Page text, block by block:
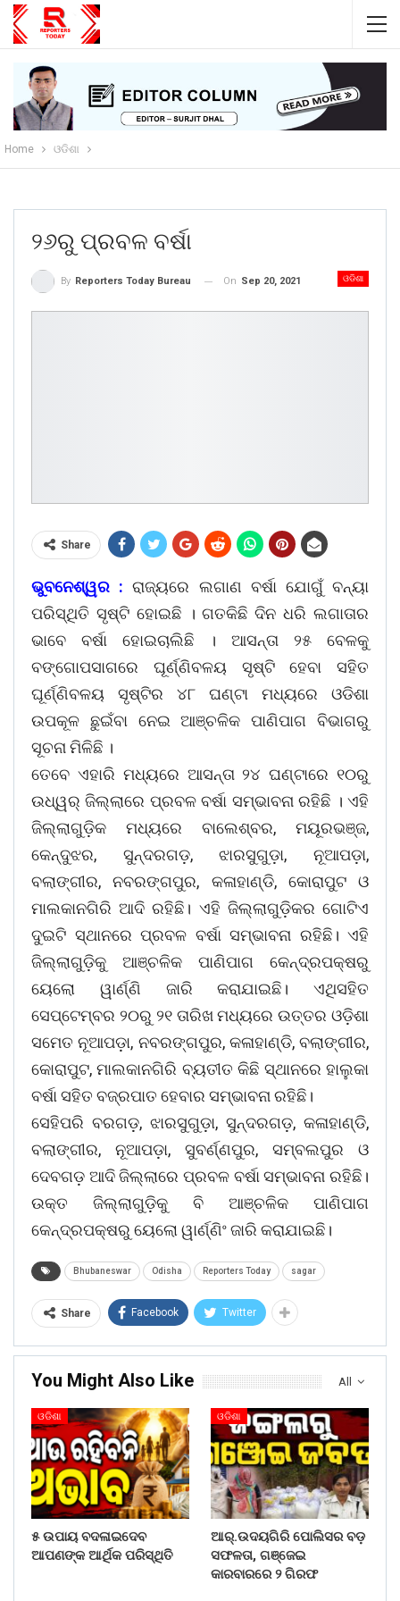
Home ଓଡିଶା
୨୬ରୁ ପ୍ରବଳ ବର୍ଷା
ଓଡିଶା
By Reporters Today Bureau On Sep 20, 2021
Share
ଭୁବନେଶ୍ୱର : ରାଜ୍ୟରେ ଲଗାଣ ବର୍ଷା ଯୋଗୁଁ ବନ୍ୟା
ପରିସ୍ଥିତି ସୃଷ୍ଟି ହୋଇଛି । ଗତକିଛି ଦିନ ଧରି ଲଗାତାର
ଭାବେ ବର୍ଷା ହୋଇଚାଲିଛି । ଆସନ୍ତା ୨୫ ବେଳକୁ
ବଙ୍ଗୋପସାଗରେ ଘୂର୍ଣ୍ଣିବଳୟ ସୃଷ୍ଟି ହେବା ସହିତ
ଘୂର୍ଣ୍ଣିବଳୟ ସୃଷ୍ଟିର ୪୮ ଘଣ୍ଟା ମଧ୍ୟରେ ଓଡିଶା
ଉପକୂଳ ଛୁଇଁବା ନେଇ ଆଞ୍ଚଳିକ ପାଣିପାଗ ବିଭାଗରୁ
ସୂଚନା ମିଳିଛି ।
ତେବେ ଏହାରି ମଧ୍ୟରେ ଆସନ୍ତା ୨୪ ଘଣ୍ଟାରେ ୧୦ରୁ
ଉଧ୍ୱର୍ ଜିଲ୍ଲାରେ ପ୍ରବଳ ବର୍ଷା ସମ୍ଭାବନା ରହିଛି । ଏହି
ଜିଲ୍ଲାଗୁଡ଼ିକ ମଧ୍ୟରେ ବାଲେଶ୍ବର, ମୟୂରଭଞ୍ଜ,
କେନ୍ଦୁଝର, ସୁନ୍ଦରଗଡ଼, ଝାରସୁଗୁଡ଼ା, ନୂଆପଡ଼ା,
ବଲାଙ୍ଗୀର, ନବରଙ୍ଗପୁର, କଳାହାଣ୍ଡି, କୋରାପୁଟ ଓ
ମାଲକାନଗିରି ଆଦି ରହିଛି। ଏହି ଜିଲ୍ଲାଗୁଡ଼ିକର ଗୋଟିଏ
ଦୁଇଟି ସ୍ଥାନରେ ପ୍ରବଳ ବର୍ଷା ସମ୍ଭାବନା ରହିଛି। ଏହି
ଜିଲ୍ଲାଗୁଡ଼ିକୁ ଆଞ୍ଚଳିକ ପାଣିପାଗ କେନ୍ଦ୍ରପକ୍ଷରୁ
ୟେଲୋ ୱାର୍ଣ୍ଣି ଜାରି କରାଯାଇଛି। ଏଥିସହିତ
ସେପ୍ଟେମ୍ବର ୨୦ରୁ ୨୧ ତାରିଖ ମଧ୍ୟରେ ଉତ୍ତର ଓଡ଼ିଶା
ସମେତ ନୂଆପଡ଼ା, ନବରଙ୍ଗପୁର, କଳାହାଣ୍ଡି, ବଲାଙ୍ଗୀର,
କୋରାପୁଟ, ମାଲକାନଗିରି ବ୍ୟତୀତ କିଛି ସ୍ଥାନରେ ହାଲୁକା
ବର୍ଷା ସହିତ ବଜ୍ରପାତ ହେବାର ସମ୍ଭାବନା ରହିଛି।
ସେହିପରି ବରଗଡ଼, ଝାରସୁଗୁଡ଼ା, ସୁନ୍ଦରଗଡ଼, କଳାହାଣ୍ଡି,
ବଲାଙ୍ଗୀର, ନୂଆପଡ଼ା, ସୁବର୍ଣ୍ଣପୁର, ସମ୍ବଲପୁର ଓ
ଦେବଗଡ଼ ଆଦି ଜିଲ୍ଲାରେ ପ୍ରବଳ ବର୍ଷା ସମ୍ଭାବନା ରହିଛି।
ଉକ୍ତ ଜିଲ୍ଲାଗୁଡ଼ିକୁ ବି ଆଞ୍ଚଳିକ ପାଣିପାଗ
କେନ୍ଦ୍ରପକ୍ଷରୁ ୟେଲୋ ୱାର୍ଣ୍ଣିଂ ଜାରି କରାଯାଇଛି।
Bhubaneswar Odisha Reporters Today sagar
Share Facebook Twitter
All
You Might Also Like
ଓଡିଶା
୫ ଉପାୟ ବଦଳାଇଦେବ
ଆପଣଙ୍କ ଆର୍ଥିକ ପରିସ୍ଥିତି
ଓଡିଶା
ଆର୍.ଉଦୟଗିରି ପୋଲିସର ବଡ଼
ସଫଳତା, ଗଞ୍ଜେଇ
କାରବାରରେ ୨ ଗିରଫ